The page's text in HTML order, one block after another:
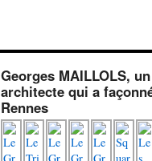
Georges MAILLOLS, un
architecte qui a
Rennes